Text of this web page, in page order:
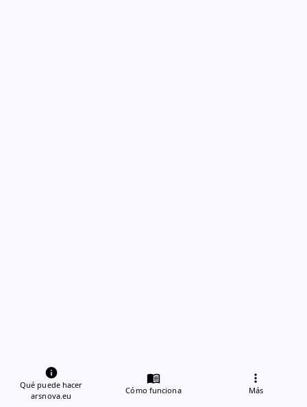
info
Qué puede hacer
arsnova.eu
menu_book
Cómo funciona
more_vert
Más